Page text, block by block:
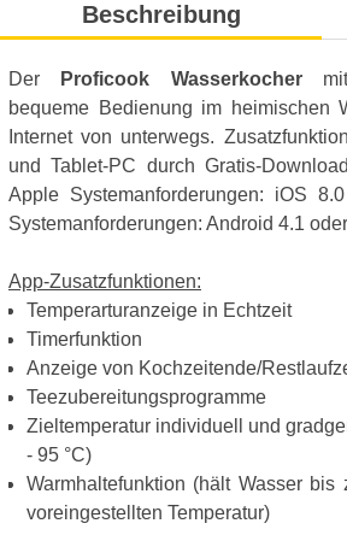
Beschreibung
Der Proficook Wasserkochermit
bequeme Bedienung im heimischen
Internet von unterwegs.
und Tablet-PC durch Gratis-
Apple Systemanforderungen: iOS
Systemanforderungen: Android 4.1
App-Zusatzfunktionen:
Temperarturanzeige in Echtzeit
Timerfunktion
Anzeige von Kochzeitende/
Teezubereitungsprogramme
Zieltemperatur individuell und
- 95 °C)
Warmhaltefunktion (hält Wasser
voreingestellten Temperatur)